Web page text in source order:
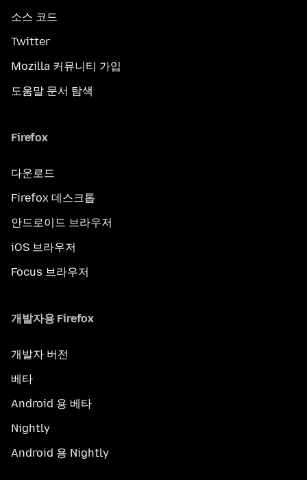
소스 코드
Twitter
Mozilla 커뮤니티 가입
도움말 문서 탐색
Firefox
다운로드
Firefox 데스크톱
안드로이드 브라우저
iOS 브라우저
Focus 브라우저
개발자용 Firefox
개발자 버전
베타
Android 용 베타
Nightly
Android 용 Nightly